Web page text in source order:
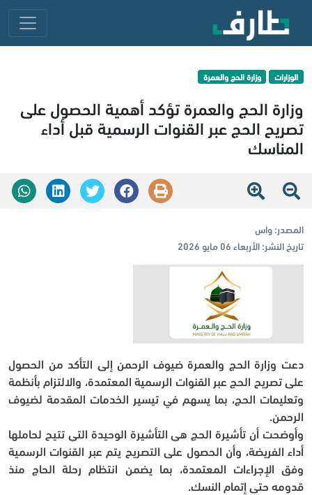
الوزارات وزارة الحج والعمرة
وزارة الحج والعمرة تؤكد أهمية الحصول على
تصريح الحج عبر القنوات الرسمية قبل أداء
المناسك
المصدر:واس
تاريخ النشر:الأربعاء 06 مايو 2026
الرحمن.
قدومه حتى إتمام النسك.